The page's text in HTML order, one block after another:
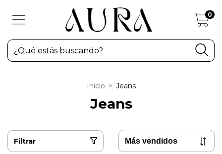
0
Inicio > Jeans
Jeans
Filtrar